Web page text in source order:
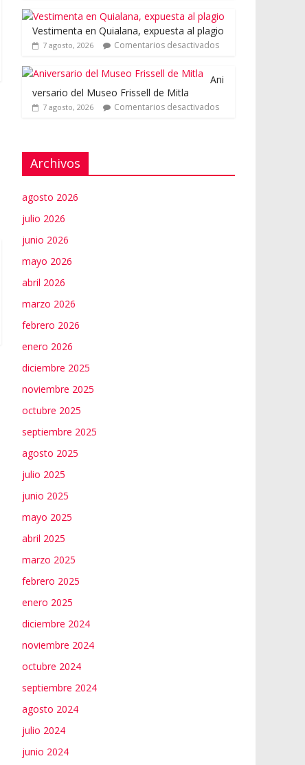
Vestimenta en Quialana, expuesta al plagio
7 agosto, 2026 Comentarios desactivados
Ani
versario del Museo Frissell de Mitla
7 agosto, 2026 Comentarios desactivados
Archivos
agosto 2026
julio 2026
junio 2026
mayo 2026
abril 2026
marzo 2026
febrero 2026
enero 2026
diciembre 2025
noviembre 2025
octubre 2025
septiembre 2025
agosto 2025
julio 2025
junio 2025
mayo 2025
abril 2025
marzo 2025
febrero 2025
enero 2025
diciembre 2024
noviembre 2024
octubre 2024
septiembre 2024
agosto 2024
julio 2024
junio 2024